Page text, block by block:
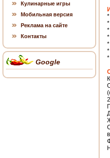
Кулинарные игры
Мобильная версия
Реклама на сайте
Контакты
Google